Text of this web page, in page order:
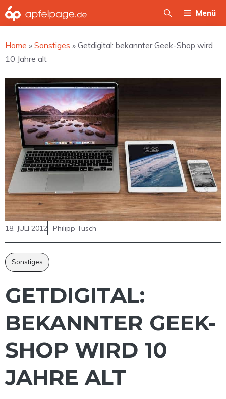
Zum
Inhalt
Menü
Home » Sonstiges » Getdigital: bekannter Geek-Shop wird
10 Jahre alt
18. JULI 2012 Philipp Tusch
Sonstiges
GETDIGITAL:
BEKANNTER GEEK-
SHOP WIRD 10
JAHRE ALT